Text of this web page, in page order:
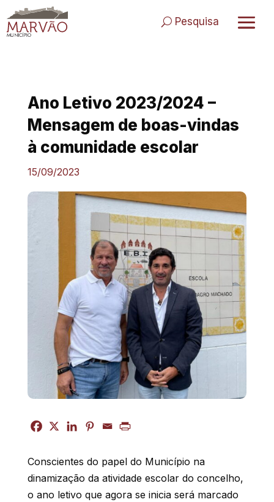
to
content
Pesquisa
Ano Letivo 2023/2024 –
Mensagem de boas-vindas
à comunidade escolar
15/09/2023
Conscientes do papel do Município na
dinamização da atividade escolar do concelho,
o ano letivo que agora se inicia será marcado